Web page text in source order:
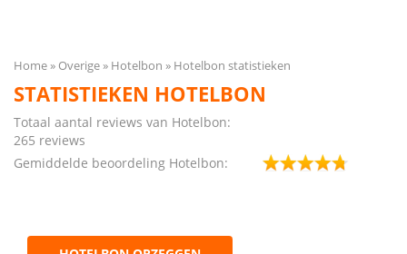
Home Overige Hotelbon Hotelbon statistieken
STATISTIEKEN HOTELBON
Totaal aantal reviews van Hotelbon:
265 reviews
Gemiddelde beoordeling Hotelbon: